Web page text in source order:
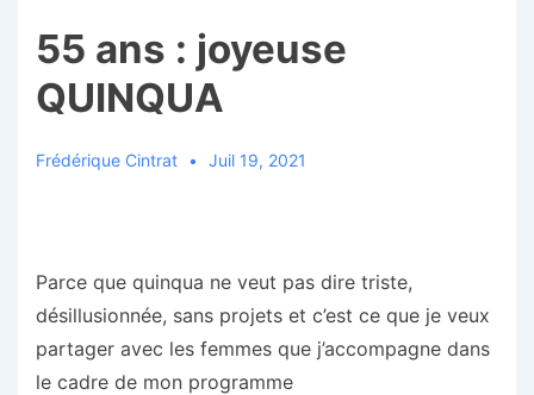
55 ans : joyeuse
QUINQUA
Frédérique Cintrat Juil 19, 2021
Parce que quinqua ne veut pas dire triste,
désillusionnée, sans projets et c’est ce que je veux
partager avec les femmes que j’accompagne dans
le cadre de mon programme